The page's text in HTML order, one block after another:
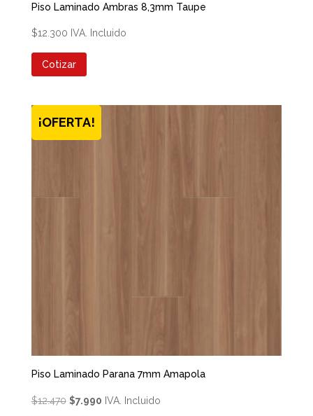
Piso Laminado Ambras 8,3mm Taupe
$12.300 IVA. Incluido
Cotizar
¡OFERTA!
Piso Laminado Parana 7mm Amapola
$12.470 El
$7.990ElIVA. Incluido